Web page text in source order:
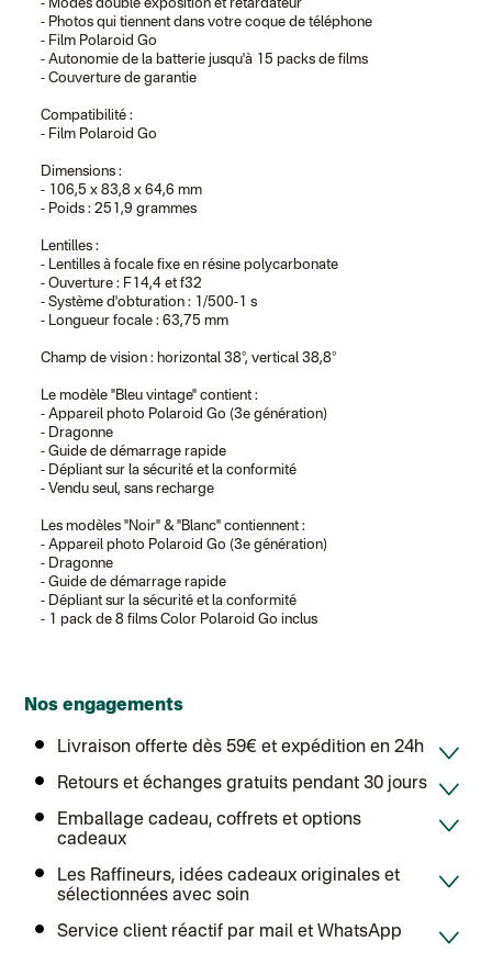
Belgique
Lettre prioritaire
Colissimo suivi (expédition par Yamayama): Livraison à votre
Chronopost Belgique
Chronopost - Livraison express à domicile
Colissimo suivi (expédition partenaire)
Colissimo suivi (expédition Soundivine)
Colissimo suivi (expédition Cheer Moda)
Colis suivi (DPD)
Colissimo suivi (expédition Toi-même)
Lettre suivie (expédition par Noémie, la créatrice)
Colissimo suivi (expédition Zebrabook)
Colissimo suivi (expédition Minoe)
Lettre suivie (expédition April Eleven)
Colissimo suivi (expédition Papier Curieux)
DPD colis suivi (expédition Bounce)
DPD colis suivi (expédition La Boîte Concept)
Colis suivi (expédition Loia)
Colissimo personnalisé
Colissimo suivi (expédition Connoisseur)
Colis suivi GLS (expédition Tikino)
Luxembourg
Lettre prioritaire
: Livraison sous 7 jours
Chronopost International
Chronopost - Livraison express à domicile
Colissimo suivi (expédition Toi-même)
Chronopost International
Colissimo suivi (expédition Toi-même)
- Modes double exposition et retardateur
- Photos qui tiennent dans votre coque de téléphone
- Film Polaroid Go
- Autonomie de la batterie jusqu'à 15 packs de films
- Couverture de garantie
Compatibilité :
- Film Polaroid Go
Dimensions :
- 106,5 x 83,8 x 64,6 mm
- Poids : 251,9 grammes
Lentilles :
- Lentilles à focale fixe en résine polycarbonate
- Ouverture : F14,4 et f32
- Système d'obturation : 1/500-1 s
- Longueur focale : 63,75 mm
Champ de vision : horizontal 38°, vertical 38,8°
Le modèle "Bleu vintage" contient :
- Appareil photo Polaroid Go (3e génération)
- Dragonne
- Guide de démarrage rapide
- Dépliant sur la sécurité et la conformité
- Vendu seul, sans recharge
Les modèles "Noir" & "Blanc" contiennent :
- Appareil photo Polaroid Go (3e génération)
- Dragonne
- Guide de démarrage rapide
- Dépliant sur la sécurité et la conformité
- 1 pack de 8 films Color Polaroid Go inclus
Nos engagements
Livraison offerte dès 59€ et expédition en 24h
Retours et échanges gratuits pendant 30 jours
Emballage cadeau, coffrets et options
cadeaux
Les Raffineurs, idées cadeaux originales et
sélectionnées avec soin
Service client réactif par mail et WhatsApp